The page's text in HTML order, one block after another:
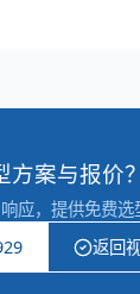
案与报价？
应，提供免费
返回